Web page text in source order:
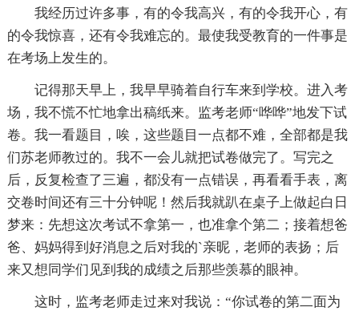
我经历过许多事，有的令我高兴，有的令我开心，有
的令我惊喜，还有令我难忘的。最使我受教育的一件事是
在考场上发生的。
记得那天早上，我早早骑着自行车来到学校。进入考
场，我不慌不忙地拿出稿纸来。监考老师“哗哗”地发下试
卷。我一看题目，唉，这些题目一点都不难，全部都是我
们苏老师教过的。我不一会儿就把试卷做完了。写完之
后，反复检查了三遍，都没有一点错误，再看看手表，离
交卷时间还有三十分钟呢！然后我就趴在桌子上做起白日
梦来：先想这次考试不拿第一，也准拿个第二；接着想爸
爸、妈妈得到好消息之后对我的`亲昵，老师的表扬；后
来又想同学们见到我的成绩之后那些羡慕的眼神。
这时，监考老师走过来对我说：“你试卷的第二面为